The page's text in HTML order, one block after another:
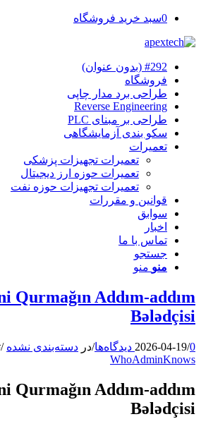
0سبد خرید فروشگاه
#292 (بدون عنوان)
فروشگاه
طراحی برد مدار چاپی
Reverse Engineering
طراحی بر مبنای PLC
سکو بندی آزمایشگاهی
تعمیرات
تعمیرات تجهیزات پزشکی
تعمیرات حوزه ارز دیجیتال
تعمیرات تجهیزات حوزه نفت
قوانین و مقررات
سوابق
اخبار
تماس با ما
جستجو
منو منو
Qurmağın Addım-addım
Bələdçisi
2026-04-19/0 دیدگاه‌ها /در دسته‌بندی نشده /
WhoAdminKnows
Qurmağın Addım-addım
Bələdçisi